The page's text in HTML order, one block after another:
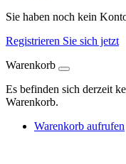
Sie haben noch kein
Registrieren Sie sich jetzt
Warenkorb
Es befinden sich derzeit
Warenkorb.
Warenkorb aufrufen